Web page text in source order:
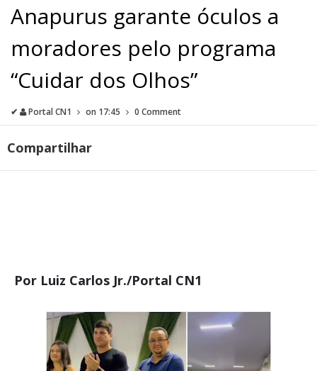
Anapurus garante óculos a
moradores pelo programa
“Cuidar dos Olhos”
✔ Portal CN1 on 17:45 0 Comment
Compartilhar
Por Luiz Carlos Jr./Portal CN1